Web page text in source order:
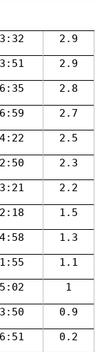
2.9
2.9
2.8
2.7
2.5
2.3
2.2
1.5
1.3
1.1
1
0.9
0.2